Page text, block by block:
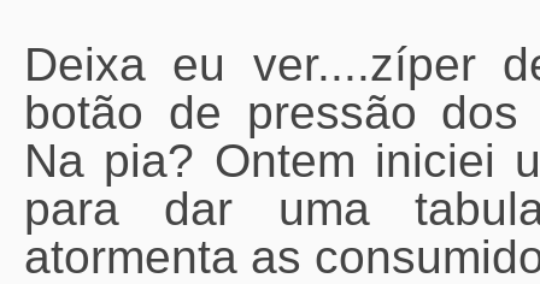
Deixa eu ver....zíper
botão de pressão dos
Na pia? Ontem iniciei
para dar uma
atormenta as